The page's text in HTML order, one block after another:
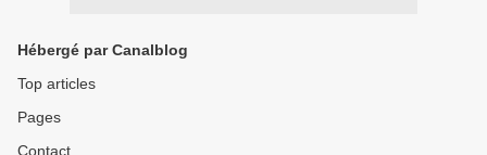
Hébergé par Canalblog
Top articles
Pages
Contact